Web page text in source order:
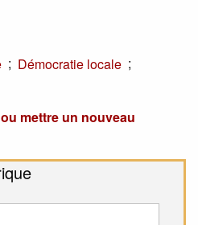
; Démocratie locale ;
mettre un nouveau